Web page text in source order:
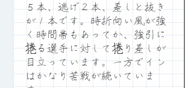
５本、逃げ２本、差しと抜き
が１本です。時折向い風が強
く時間帯もあってか、強引に
捲る選手に対して捲り差しが
目立っています。一方でイン
はかなり苦戦が続いていま